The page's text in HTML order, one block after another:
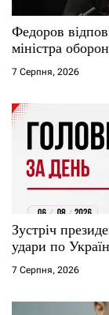
с
і
в
Федоров
міністра
7 Серпня, 2026
Зустріч
удари по
7 Серпня, 2026